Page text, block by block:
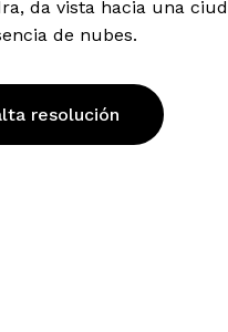
da vista hacia una
de nubes.
resolución